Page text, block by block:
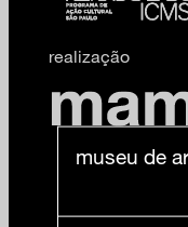
realização
museu de